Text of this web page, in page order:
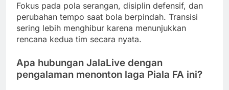
Fokus pada pola serangan, disiplin defensif, dan
perubahan tempo saat bola berpindah. Transisi
sering lebih menghibur karena menunjukkan
rencana kedua tim secara nyata.
Apa hubungan JalaLive dengan
pengalaman menonton laga Piala FA ini?